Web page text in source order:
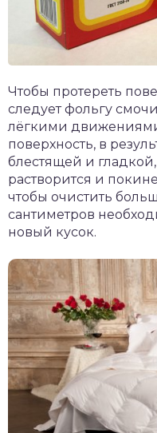
Чтобы протереть
следует фольгу
лёгкими
поверхность, в
блестящей и
растворится и
чтобы очистить
сантиметров
новый кусок.